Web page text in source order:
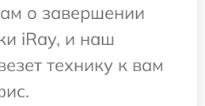
о завершении
iRay, и наш
технику к вам